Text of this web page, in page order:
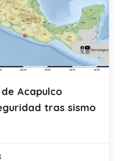
Acapulco
tras sismo